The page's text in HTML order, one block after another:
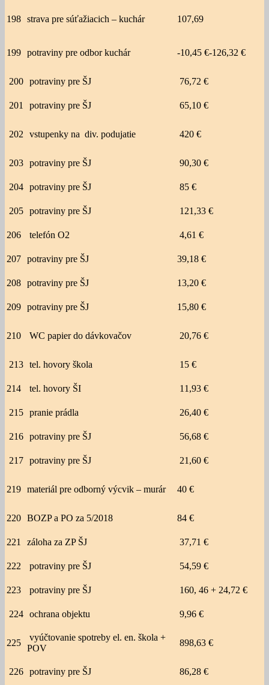
198 strava pre súťažiacich – kuchár 107,69
199 potraviny pre odbor kuchár -10,45 €-126,32 €
200 potraviny pre ŠJ 76,72 €
201 potraviny pre ŠJ 65,10 €
202 vstupenky na div. podujatie 420 €
203 potraviny pre ŠJ 90,30 €
204 potraviny pre ŠJ 85 €
205 potraviny pre ŠJ 121,33 €
206 telefón O2 4,61 €
207 potraviny pre ŠJ 39,18 €
208 potraviny pre ŠJ 13,20 €
209 potraviny pre ŠJ 15,80 €
210 WC papier do dávkovačov 20,76 €
213 tel. hovory škola 15 €
214 tel. hovory ŠI 11,93 €
215 pranie prádla 26,40 €
216 potraviny pre ŠJ 56,68 €
217 potraviny pre ŠJ 21,60 €
219 materiál pre odborný výcvik – murár 40 €
220 BOZP a PO za 5/2018 84 €
221 záloha za ZP ŠJ 37,71 €
222 potraviny pre ŠJ 54,59 €
223 potraviny pre ŠJ 160, 46 + 24,72 €
224 ochrana objektu 9,96 €
225
vyúčtovanie spotreby el. en. škola +
POV
898,63 €
226 potraviny pre ŠJ 86,28 €